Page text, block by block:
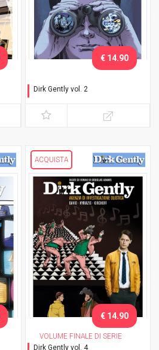
Dirk Gently vol. 2
€ 14.90
ACQUISTA
VOLUME FINALE DI SERIE
Dirk Gently vol. 4
€ 14.90